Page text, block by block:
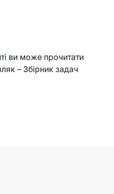
ви може прочитати
– Збірник задач